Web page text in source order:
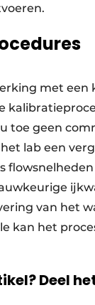
met een
toe geen
lab een
van het
kan het
Deel